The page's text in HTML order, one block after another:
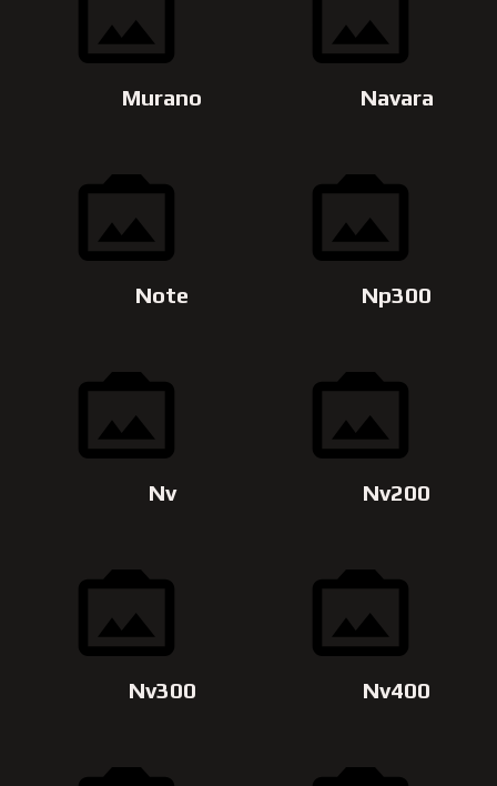
Murano Navara
Note Np300
Nv Nv200
Nv300 Nv400